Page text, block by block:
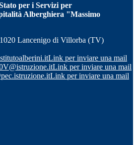
per i Servizi per
Alberghiera "Massimo
Lancenigo di Villorba (TV)
Link per inviare una mail
Link per inviare una mail
Link per inviare una mail